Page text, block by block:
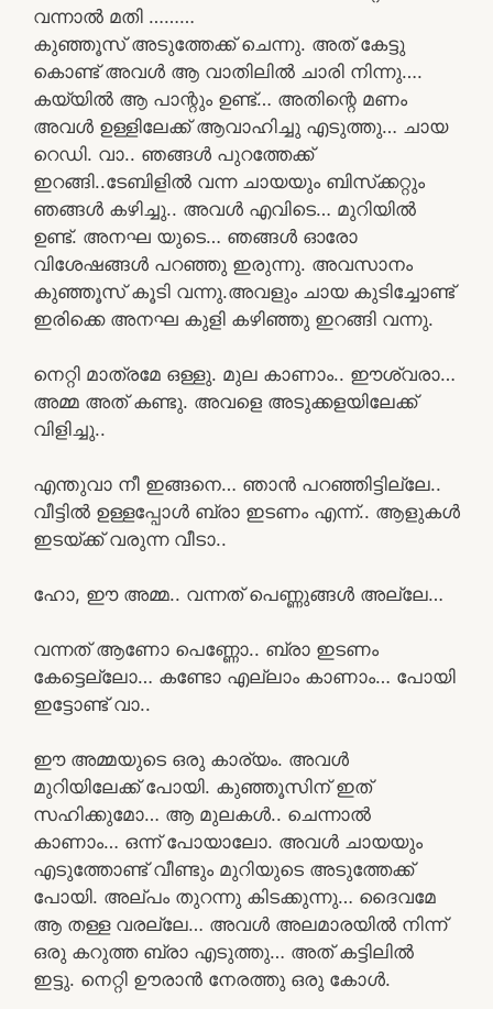
വന്നാൽ മതി ………
കുഞ്ഞൂസ് അടുത്തേക്ക് ചെന്നു. അത് കേട്ടു
കൊണ്ട് അവൾ ആ വാതിലിൽ ചാരി നിന്നു….
കയ്യിൽ ആ പാന്റും ഉണ്ട്… അതിന്റെ മണം
അവൾ ഉള്ളിലേക്ക് ആവാഹിച്ചു എടുത്തു… ചായ
റെഡി. വാ.. ഞങ്ങൾ പുറത്തേക്ക്
ഇറങ്ങി..ടേബിളിൽ വന്ന ചായയും ബിസ്‌ക്കറ്റും
ഞങ്ങൾ കഴിച്ചു.. അവൾ എവിടെ… മുറിയിൽ
ഉണ്ട്. അനഘ യുടെ… ഞങ്ങൾ ഓരോ
വിശേഷങ്ങൾ പറഞ്ഞു ഇരുന്നു. അവസാനം
കുഞ്ഞൂസ് കൂടി വന്നു.അവളും ചായ കുടിച്ചോണ്ട്
ഇരിക്കെ അനഘ കുളി കഴിഞ്ഞു ഇറങ്ങി വന്നു.
നെറ്റി മാത്രമേ ഒള്ളു. മുല കാണാം.. ഈശ്വരാ…
അമ്മ അത് കണ്ടു. അവളെ അടുക്കളയിലേക്ക്
വിളിച്ചു..
എന്തുവാ നീ ഇങ്ങനെ… ഞാൻ പറഞ്ഞിട്ടില്ലേ..
വീട്ടിൽ ഉള്ളപ്പോൾ ബ്രാ ഇടണം എന്ന്.. ആളുകൾ
ഇടയ്ക്ക് വരുന്ന വീടാ..
ഹോ, ഈ അമ്മ.. വന്നത് പെണ്ണുങ്ങൾ അല്ലേ…
വന്നത് ആണോ പെണ്ണോ.. ബ്രാ ഇടണം
കേട്ടെല്ലോ… കണ്ടോ എല്ലാം കാണാം… പോയി
ഇട്ടോണ്ട് വാ..
ഈ അമ്മയുടെ ഒരു കാര്യം. അവൾ
മുറിയിലേക്ക് പോയി. കുഞ്ഞൂസിന് ഇത്
സഹിക്കുമോ… ആ മുലകൾ.. ചെന്നാൽ
കാണാം… ഒന്ന് പോയാലോ. അവൾ ചായയും
എടുത്തോണ്ട് വീണ്ടും മുറിയുടെ അടുത്തേക്ക്
പോയി. അല്പം തുറന്നു കിടക്കുന്നു… ദൈവമേ
ആ തള്ള വരല്ലേ… അവൾ അലമാരയിൽ നിന്ന്
ഒരു കറുത്ത ബ്രാ എടുത്തു… അത് കട്ടിലിൽ
ഇട്ടു. നെറ്റി ഊരാൻ നേരത്തു ഒരു കോൾ.